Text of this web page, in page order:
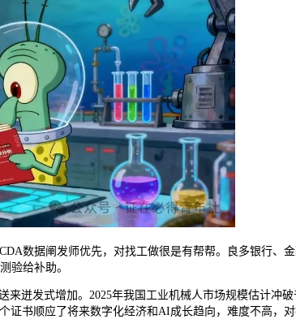
数据阐发师优先，对找工做很是有帮帮。良多银行、
验给补助。
发式增加。2025年我国工业机械人市场规模估计冲
证书顺应了将来数字化经济和AI成长趋向，难度不高，对